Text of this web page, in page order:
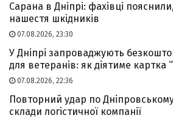
Сарана в Дніпрі: фахівці
нашестя шкідників
07.08.2026, 23:30
У Дніпрі запроваджують
для ветеранів: як діятиме картка
07.08.2026, 22:36
Повторний удар по
склади логістичної компанії